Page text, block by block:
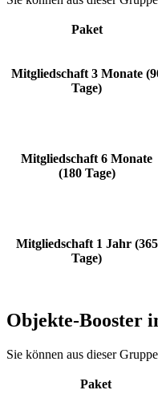
Paket
Mitgliedschaft 3 Monate
Tage)
Mitgliedschaft 6 Monate
(180 Tage)
Mitgliedschaft 1 Jahr (365
Tage)
Objekte-Booster
Sie können aus dieser
Paket